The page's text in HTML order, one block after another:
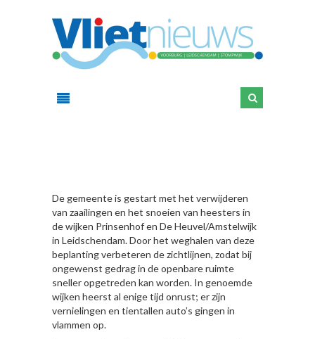
De gemeente is gestart met het verwijderen
van zaailingen en het snoeien van heesters in
de wijken Prinsenhof en De Heuvel/Amstelwijk
in Leidschendam. Door het weghalen van deze
beplanting verbeteren de zichtlijnen, zodat bij
ongewenst gedrag in de openbare ruimte
sneller opgetreden kan worden. In genoemde
wijken heerst al enige tijd onrust; er zijn
vernielingen en tientallen auto’s gingen in
vlammen op.